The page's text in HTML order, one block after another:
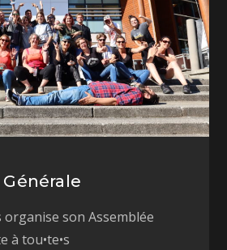
organise son Assemblée
à tou•te•s